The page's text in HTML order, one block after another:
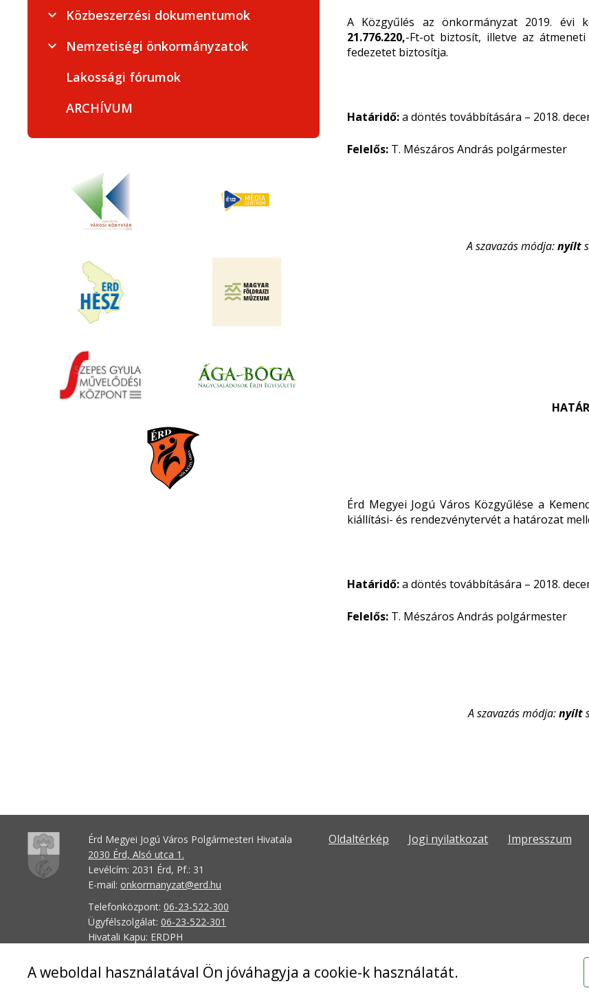
A weboldal használatával Ön jóváhagyja a cookie-k használatát.
A Közgyűlés az önkormányzat 2019. évi
21.776.220,-Ft-ot biztosít, illetve az
fedezetet biztosítja.
Határidő:a döntés továbbítására – 2018.
Felelős: T. Mészáros András polgármester
A szavazás módja:nyílt
Érd Megyei Jogú Város Közgyűlése a
kiállítási- és rendezvénytervét a határozat
Határidő:a döntés továbbítására – 2018.
Felelős: T. Mészáros András polgármester
A szavazás módja:nyílt
Közbeszerzési dokumentumok
Nemzetiségi önkormányzatok
Lakossági fórumok
ARCHÍVUM
Érd Megyei Jogú Város Polgármesteri Hivatala
2030 Érd, Alsó utca 1.
Levélcím: 2031 Érd, Pf.: 31
E-mail: onkormanyzat@erd.hu
Telefonközpont: 06-23-522-300
Ügyfélszolgálat: 06-23-522-301
Hivatali Kapu: ERDPH
Oldaltérkép Jogi nyilatkozat Impresszum